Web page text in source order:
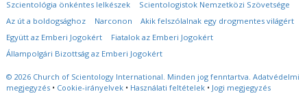
Szcientológia önkéntes lelkészek
Scientologistok Nemzetközi Szövetsége
Az út a boldogsághoz
Narconon
Akik felszólalnak egy drogmentes világért
Együtt az Emberi Jogokért
Fiatalok az Emberi Jogokért
Állampolgári Bizottság az Emberi Jogokért
© 2026 Church of Scientology International. Minden jog fenntartva. Adatvédelmi
megjegyzés • Cookie-irányelvek • Használati feltételek • Jogi megjegyzés